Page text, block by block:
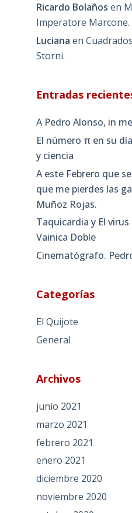
Ricardo Bolaños en
Imperatore Marcone.
Luciana en
Storni.
Entradas
A Pedro Alonso, in
El número π en su
y ciencia
A este Febrero que
que me pierdes las
Muñoz Rojas.
Taquicardia y El
Vainica Doble
Cinematógrafo.
Categorías
El Quijote
General
Archivos
junio 2021
marzo 2021
febrero 2021
enero 2021
diciembre 2020
noviembre 2020